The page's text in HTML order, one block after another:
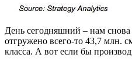
День сегодняшний – нам снова
отгружено всего-то 43,7 млн.
класса. А вот если бы